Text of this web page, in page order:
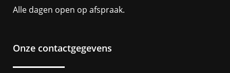
Alle dagen open op afspraak.
Onze contactgegevens